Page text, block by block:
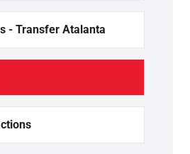
- Transfer Atalanta